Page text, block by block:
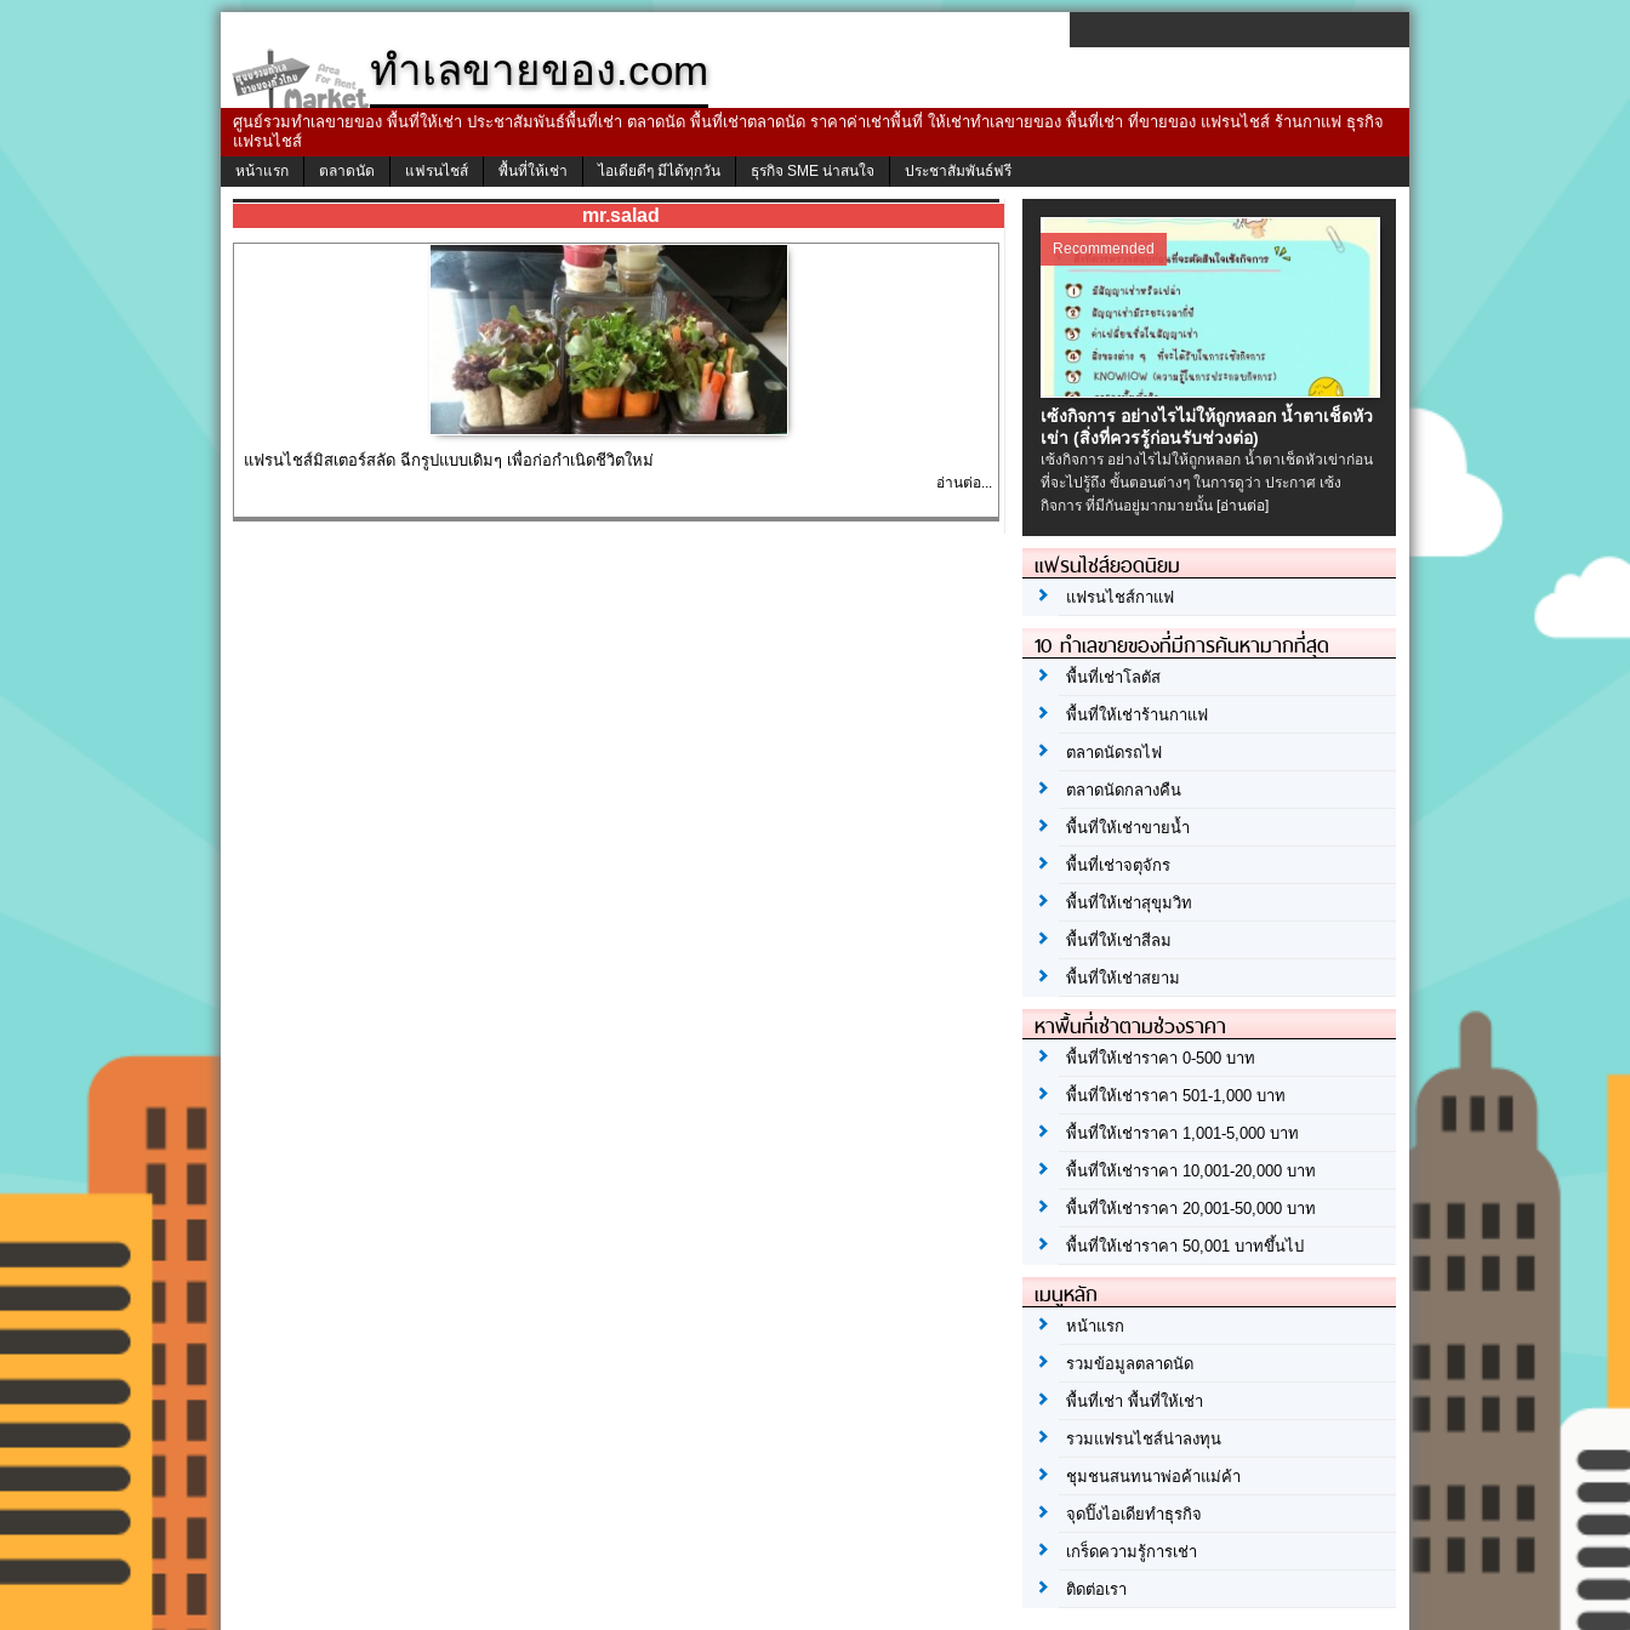
ทำเลขายของ.com
ศูนย์รวมทำเลขายของ พื้นที่ให้เช่า ประชาสัมพันธ์พื้นที่เช่า ตลาดนัด พื้นที่เช่าตลาดนัด ราคาค่าเช่าพื้นที่ ให้เช่าทำเลขายของ พื้นที่เช่า ที่ขายของ แฟรนไชส์ ร้านกาแฟ ธุรกิจ
แฟรนไชส์
หน้าแรก ตลาดนัด แฟรนไชส์ พื้นที่ให้เช่า ไอเดียดีๆ มีได้ทุกวัน ธุรกิจ SME น่าสนใจ ประชาสัมพันธ์ฟรี
mr.salad
แฟรนไชส์มิสเตอร์สลัด ฉีกรูปแบบเดิมๆ เพื่อก่อกำเนิดชีวิตใหม่
อ่านต่อ...
Recommended
เซ้งกิจการ อย่างไรไม่ให้ถูกหลอก น้ำตาเช็ดหัว
เข่า (สิ่งที่ควรรู้ก่อนรับช่วงต่อ)
เซ้งกิจการ อย่างไรไม่ให้ถูกหลอก น้ำตาเช็ดหัวเข่าก่อน
ที่จะไปรู้ถึง ขั้นตอนต่างๆ ในการดูว่า ประกาศ เซ้ง
กิจการ ที่มีกันอยู่มากมายนั้น [อ่านต่อ]
แฟรนไชส์ยอดนิยม
แฟรนไชส์กาแฟ
10 ทำเลขายของที่มีการค้นหามากที่สุด
พื้นที่เช่าโลตัส
พื้นที่ให้เช่าร้านกาแฟ
ตลาดนัดรถไฟ
ตลาดนัดกลางคืน
พื้นที่ให้เช่าขายน้ำ
พื้นที่เช่าจตุจักร
พื้นที่ให้เช่าสุขุมวิท
พื้นที่ให้เช่าสีลม
พื้นที่ให้เช่าสยาม
หาพื้นที่เช่าตามช่วงราคา
พื้นที่ให้เช่าราคา 0-500 บาท
พื้นที่ให้เช่าราคา 501-1,000 บาท
พื้นที่ให้เช่าราคา 1,001-5,000 บาท
พื้นที่ให้เช่าราคา 10,001-20,000 บาท
พื้นที่ให้เช่าราคา 20,001-50,000 บาท
พื้นที่ให้เช่าราคา 50,001 บาทขึ้นไป
เมนูหลัก
หน้าแรก
รวมข้อมูลตลาดนัด
พื้นที่เช่า พื้นที่ให้เช่า
รวมแฟรนไชส์น่าลงทุน
ชุมชนสนทนาพ่อค้าแม่ค้า
จุดปิ๊งไอเดียทำธุรกิจ
เกร็ดความรู้การเช่า
ติดต่อเรา